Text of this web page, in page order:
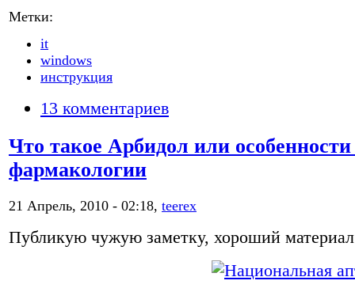
Метки:
it
windows
инструкция
13 комментариев
Что такое Арбидол или
фармакологии
21 Апрель, 2010 - 02:18, teerex
Публикую чужую заметку, хороший